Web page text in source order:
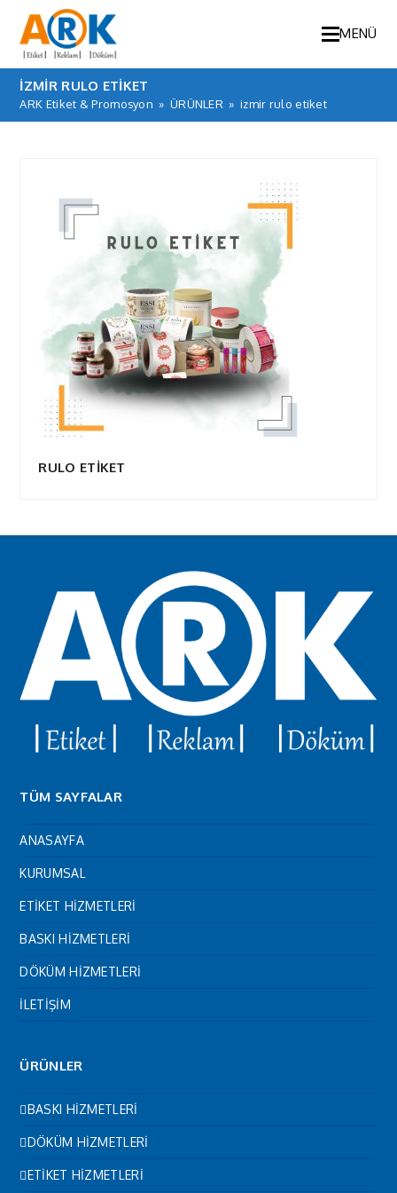
MENÜ
IZMIR RULO ETIKET
ARK Etiket & Promosyon » ÜRÜNLER » izmir rulo etiket
RULO ETİKET
TÜM SAYFALAR
ANASAYFA
KURUMSAL
ETİKET HİZMETLERİ
BASKI HİZMETLERİ
DÖKÜM HİZMETLERİ
İLETİŞİM
ÜRÜNLER
BASKI HİZMETLERİ
DÖKÜM HİZMETLERİ
ETİKET HİZMETLERİ